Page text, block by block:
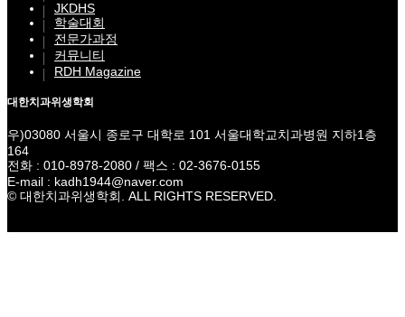
JKDHS
학술대회
전문가과정
커뮤니티
RDH Magazine
대한치과위생학회
우)03080 서울시 종로구 대학로 101 서울대학교치과병원 지하1층
164
전화 : 010-8978-2080 / 팩스 : 02-3676-0155
E-mail : kadh1944@naver.com
© 대한치과위생학회. ALL RIGHTS RESERVED.